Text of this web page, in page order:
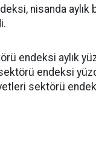
nisanda aylık
endeksi aylık
sektörü endeksi
sektörü